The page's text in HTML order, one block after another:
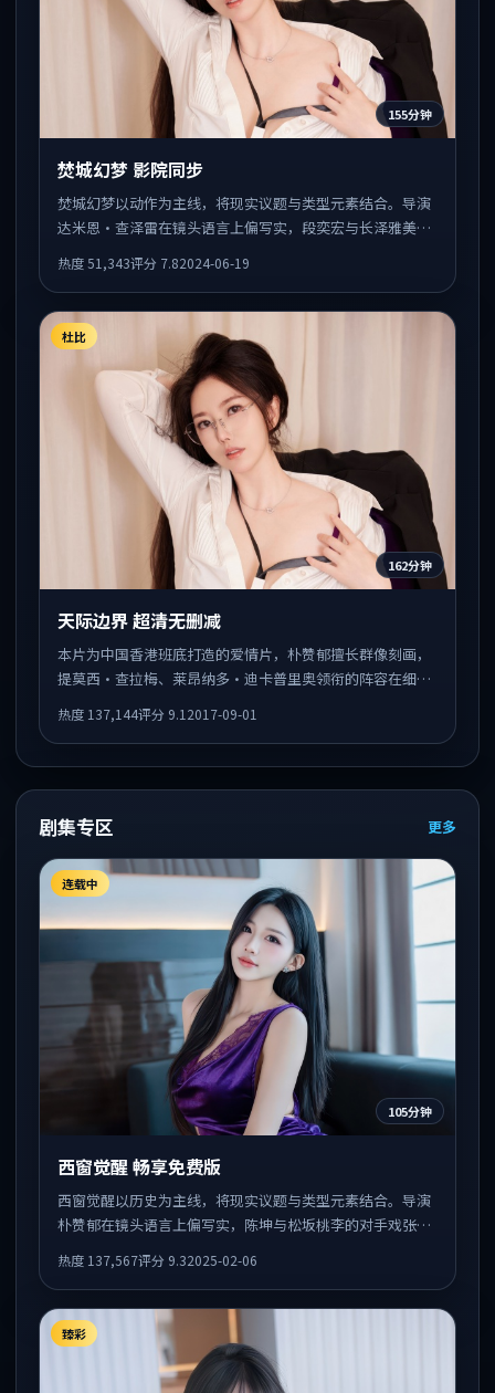
155分钟
焚城幻梦 影院同步
焚城幻梦以动作为主线，将现实议题与类型元素结合。导演
达米恩·查泽雷在镜头语言上偏写实，段奕宏与长泽雅美的
热度51,343评分 7.82024-06-19
杜比
162分钟
天际边界 超清无删减
本片为中国香港班底打造的爱情片，朴赞郁擅长群像刻画，
提莫西·查拉梅、莱昂纳多·迪卡普里奥领衔的阵容在细节
后半段集中释放。
热度 137,144评分 9.1 2017-09-01
剧集专区 更多
连载中
105分钟
西窗觉醒 畅享免费版
西窗觉醒以历史为主线，将现实议题与类型元素结合。导演
朴赞郁在镜头语言上偏写实，陈坤与松坂桃李的对手戏张力
热度 137,567评分 9.32025-02-06
臻彩